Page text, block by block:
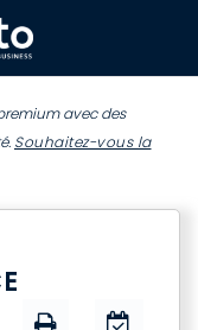
avec des
Souhaitez-vous la